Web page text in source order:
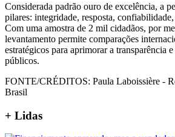
Considerada padrão ouro de excelência, a
pilares: integridade, resposta,
Com uma amostra de 2 mil cidadãos, por
levantamento permite comparações
estratégicos para aprimorar a transparência
públicos.
FONTE/CRÉDITOS: Paula Laboissière -
Brasil
+ Lidas